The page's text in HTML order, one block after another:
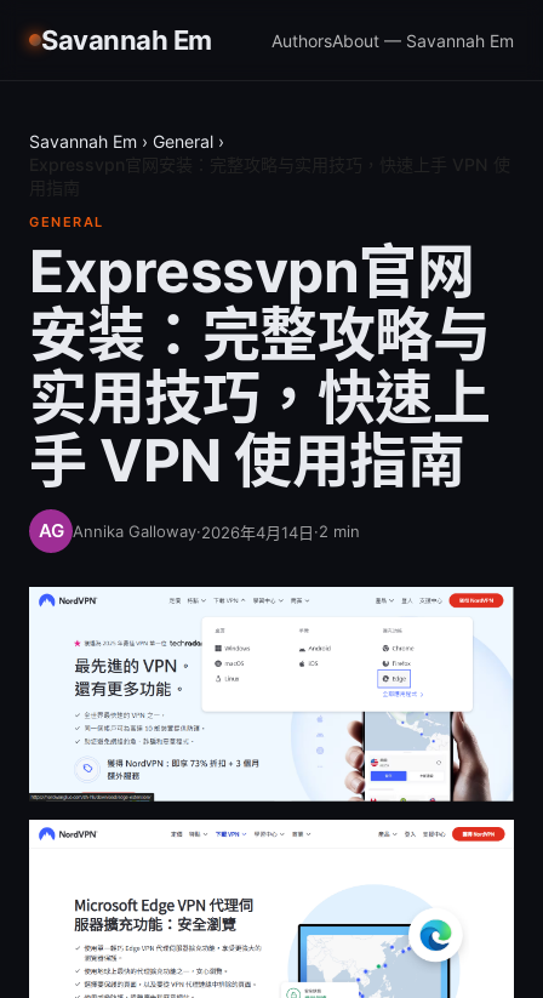
Savannah Em AuthorsAbout — Savannah Em
Savannah Em › General ›
GENERAL
Expressvpn官网
安装：完整攻略与
实用技巧，快速上
手 VPN 使用指南
Annika Galloway·2026年4月14日·2 min